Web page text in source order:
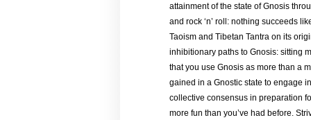
attainment of the state of Gnosis
and rock ‘n’ roll: nothing succeeds
Taoism and Tibetan Tantra on its
inhibitionary paths to Gnosis: sitting
that you use Gnosis as more than a
gained in a Gnostic state to engage
collective consensus in preparation
more fun than you’ve had before.